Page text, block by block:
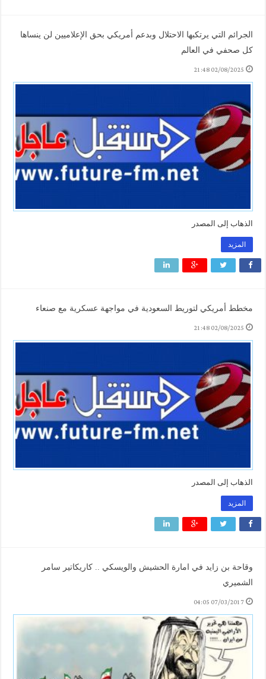
الجرائم التي يرتكبها الاحتلال وبدعم أمريكي بحق الإعلاميين لن ينساها
كل صحفي في العالم
02/08/2025 21:48
الذهاب إلى المصدر
المزيد
مخطط أمريكي لتوريط السعودية في مواجهة عسكرية مع صنعاء
02/08/2025 21:48
الذهاب إلى المصدر
المزيد
وقاحة بن زايد في امارة الحشيش والويسكي .. كاريكاتير سامر
الشميري
07/03/2017 04:05